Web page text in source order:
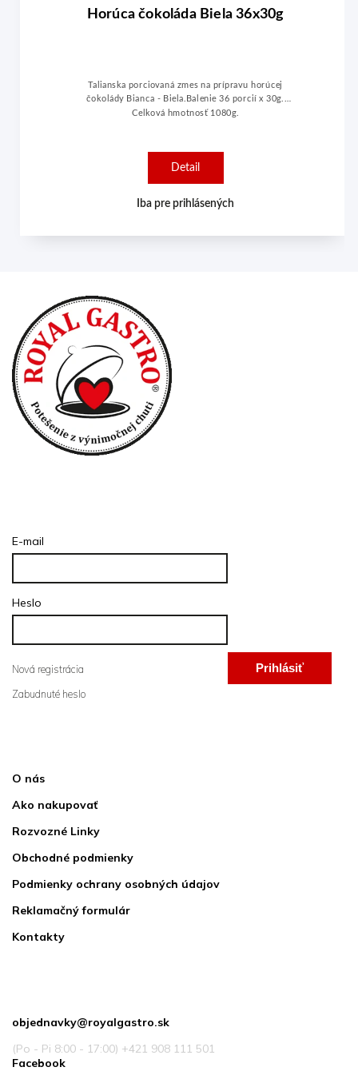
Horúca čokoláda Biela 36x30g
Iba pre prihlásených
Detail
Talianska porciovaná zmes na prípravu horúcej
čokolády Bianca - Biela.Balenie 36 porcií x 30g.
Celková hmotnosť 1080g.
E-mail
Heslo
Prihlásiť
Nová registrácia
Zabudnuté heslo
O nás
Ako nakupovať
Rozvozné Linky
Obchodné podmienky
Podmienky ochrany osobných údajov
Reklamačný formulár
Kontakty
objednavky@royalgastro.sk
(Po - Pi 8:00 - 17:00) +421 908 111 501
Facebook